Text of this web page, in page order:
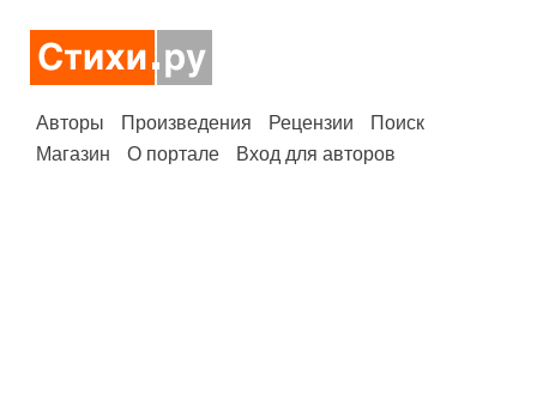
Авторы Произведения Рецензии
Поиск
Магазин
О портале Вход для авторов